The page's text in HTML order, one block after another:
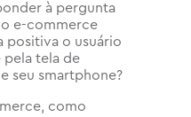
à pergunta
e-commerce
positiva o usuário
pela tela de
seu smartphone?
como